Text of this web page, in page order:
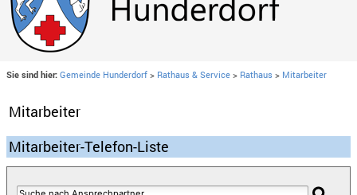
Sie sind hier: Gemeinde Hunderdorf > Rathaus & Service > Rathaus > Mitarbeiter
Mitarbeiter
Mitarbeiter-Telefon-Liste